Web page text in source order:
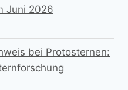
Juni 2026
bei Protosternen: